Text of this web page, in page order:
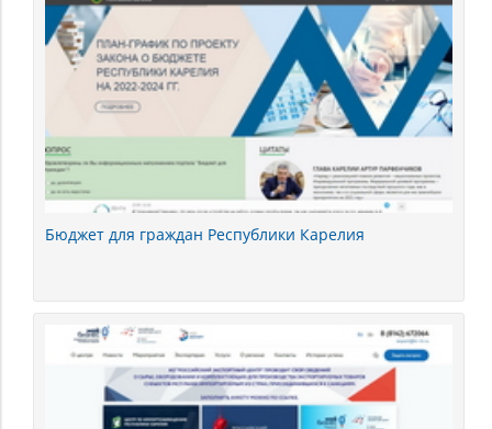
Бюджет для граждан Республики Карелия